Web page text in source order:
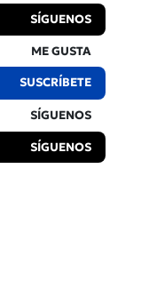
SÍGUENOS
ME GUSTA
SUSCRÍBETE
SÍGUENOS
SÍGUENOS